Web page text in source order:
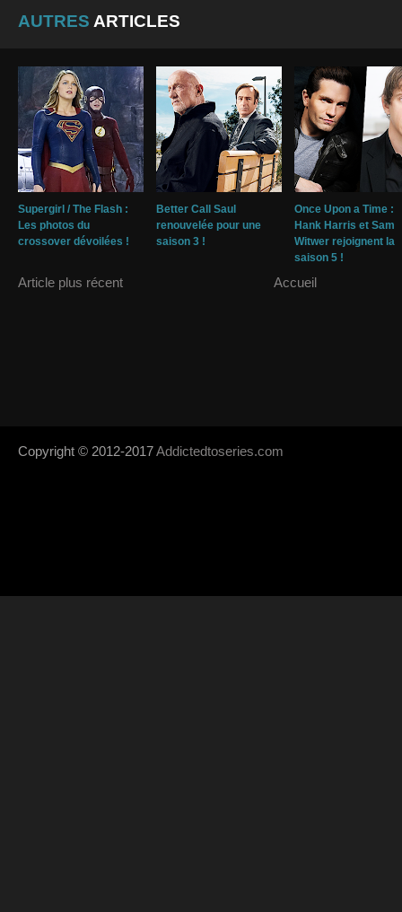
AUTRES ARTICLES
Supergirl / The Flash :
Les photos du
crossover dévoilées !
Better Call Saul
renouvelée pour une
saison 3 !
Once Upon a Time :
Hank Harris et Sam
Witwer rejoignent la
saison 5 !
Article plus récent Accueil
Copyright © 2012-2017Addictedtoseries.com